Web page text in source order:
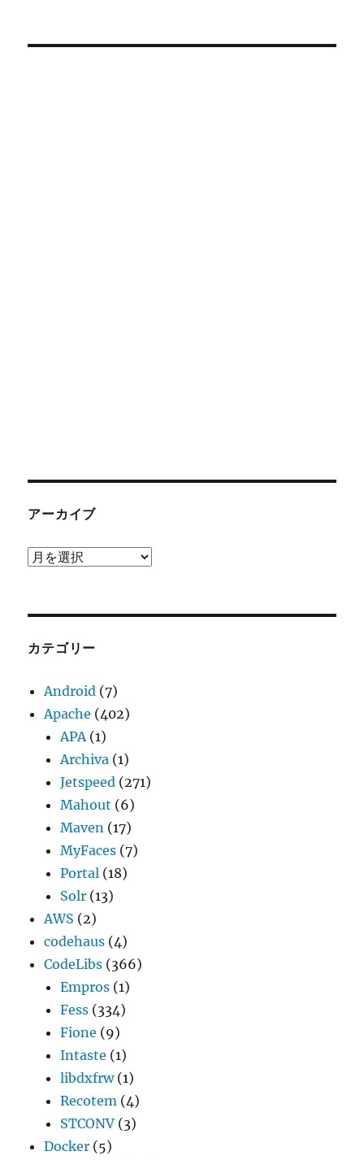
アーカイブ
ア
ブ
カテゴリー
Android (7)
Apache (402)
APA(1)
Archiva (1)
Jetspeed (271)
Mahout (6)
Maven (17)
MyFaces (7)
Portal (18)
Solr (13)
AWS (2)
codehaus (4)
CodeLibs (366)
Empros (1)
Fess (334)
Fione (9)
Intaste (1)
libdxfrw(1)
Recotem (4)
STCONV (3)
Docker (5)